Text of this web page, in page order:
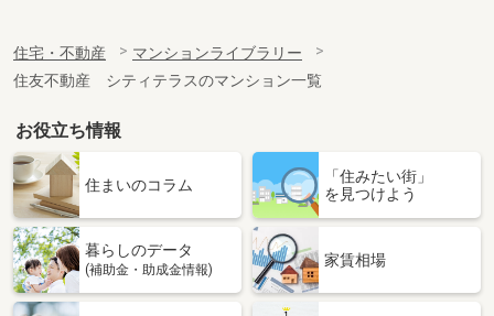
住宅・不動産
マンションライブラリー
住友不動産 シティテラスのマンション一覧
お役立ち情報
住まいのコラム
「住みたい街」
を見つけよう
暮らしのデータ
(補助金・助成金情報)
家賃相場